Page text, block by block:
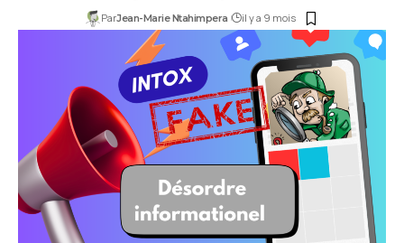
ParJean-Marie Ntahimpera il y a 9 mois